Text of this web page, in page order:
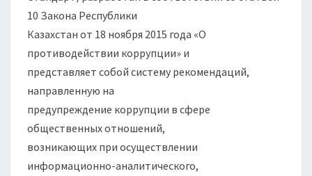
10 Закона Республики
Казахстан от 18 ноября 2015 года «О
противодействии коррупции» и
представляет собой систему рекомендаций,
направленную на
предупреждение коррупции в сфере
общественных отношений,
возникающих при осуществлении
информационно-аналитического,